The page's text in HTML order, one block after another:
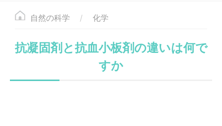
自然の科学 化学
抗凝固剤と抗血小板剤の違いは何で
すか